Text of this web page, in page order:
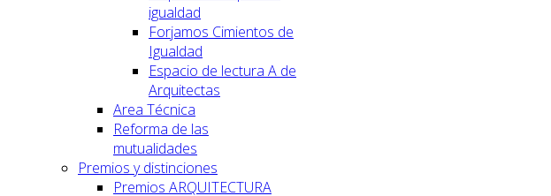
igualdad
Forjamos Cimientos de
Igualdad
Espacio de lectura A de
Arquitectas
Area Técnica
Reforma de las
mutualidades
Premios y distinciones
Premios ARQUITECTURA